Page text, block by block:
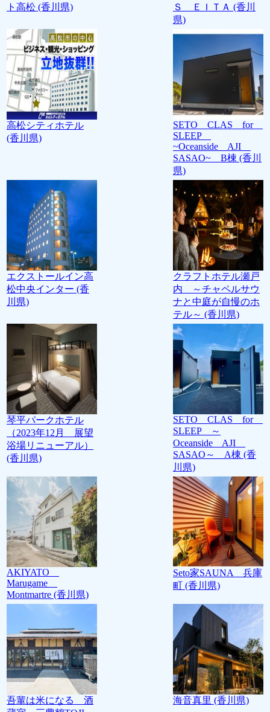
ト高松 (香川県)
Ｓ ＥＩＴＡ (香川
県)
高松シティホテル
(香川県)
SETO CLAS for
SLEEP
~Oceanside AJI
SASAO~ B棟 (香川
県)
エクストールイン高
松中央インター (香
川県)
クラフトホテル瀬戸
内 ～チャペルサウ
ナと中庭が自慢のホ
テル～ (香川県)
琴平パークホテル
（2023年12月 展望
浴場リニューアル）
(香川県)
SETO CLAS for
SLEEP ～
Oceanside AJI
SASAO～ A棟 (香
川県)
AKIYATO
Marugame
Montmartre (香川県)
Seto家SAUNA 兵庫
町 (香川県)
吾輩は米になる 酒
海音真里 (香川県)